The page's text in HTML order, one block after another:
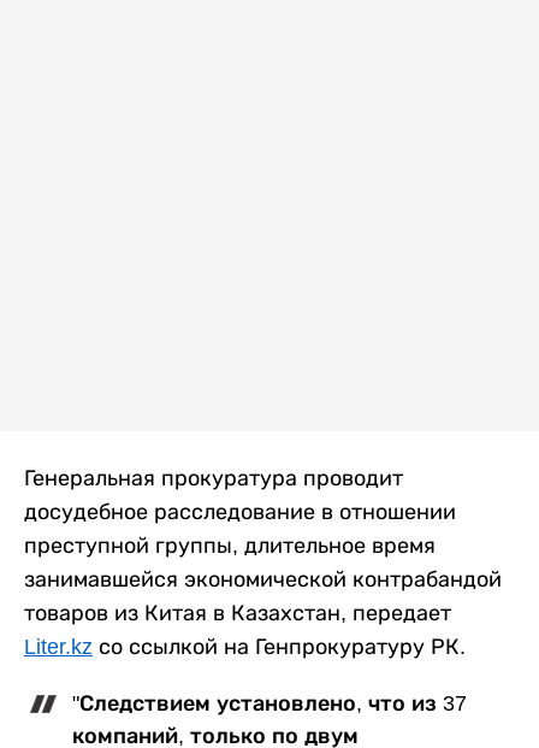
Генеральная прокуратура проводит
досудебное расследование в отношении
преступной группы, длительное время
занимавшейся экономической контрабандой
товаров из Китая в Казахстан, передает
Liter.kz со ссылкой на Генпрокуратуру РК.
"Следствием установлено, что из 37
компаний, только по двум